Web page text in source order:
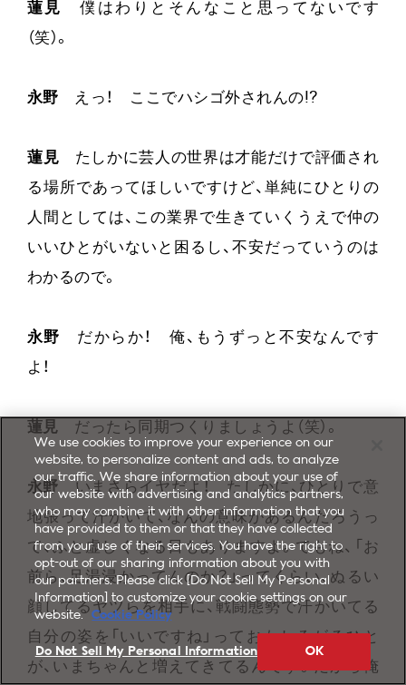
蓮見
僕はわりとそんなこと思ってないです
（笑）。
永野 えっ！ ここでハシゴ外されんの!?
蓮見 たしかに芸人の世界は才能だけで評価され
る場所であってほしいですけど、単純にひとりの
人間としては、この業界で生きていくうえで仲の
いいひとがいないと困るし、不安だっていうのは
わかるので。
永野
だからか！ 俺、もうずっと不安なんです
よ！
蓮見 だったら同期つくりましょうよ（笑）。
永野いまさらイヤだよ！ たしかに、ひとりで意
地張って汗かいて、なんの意味があるんだろうっ
て、ふと虚しくなる日もありますよ。でもね、「お
前ら、足湯浸かってんのか？」ってくらい、ぬるい
顔してるヤツらを相手に、戦闘態勢で汗かいてる
自分の姿を「いいですね」っておもしろがるひと
が、いまちゃんと増えてきてるんです。だから俺
We use cookies to improve your experience on our
website, to personalize content and ads, to analyze
our traffic. We share information about your use of
our website with advertising and analytics partners,
who may combine it with other information that you
have provided to them or that they have collected
from your use of their services. You have the right to
opt-out of our sharing information about you with
our partners. Please click [Do Not Sell My Personal
Information] to customize your cookie settings on our
website. Cookie Policy
Do Not Sell My Personal Information OK